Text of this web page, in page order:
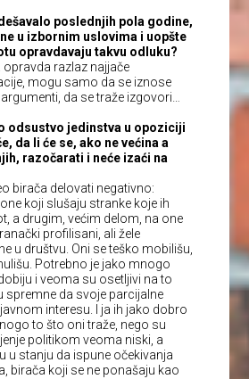
poslednjih pola godine,
u izbornim uslovima i uopšte
opravdavaju takvu odluku?
opravda razlaz najjače
mogu samo da se iznose
da se traže izgovori…
odsustvo jedinstva u opoziciji
da li će se, ako ne većina a
razočarati i neće izaći na
birača delovati negativno:
koji slušaju stranke koje ih
a drugim, većim delom, na one
profilisani, ali žele
u društvu. Oni se teško mobilišu,
Potrebno je jako mnogo
i veoma su osetljivi na to
spremne da svoje parcijalne
interesu. I ja ih jako dobro
to što oni traže, nego su
politikom veoma niski, a
u stanju da ispune očekivanja
birača koji se ne ponašaju kao